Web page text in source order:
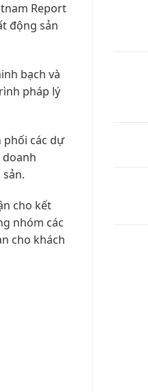
Report
động sản
bạch và
pháp lý
phối các dự
cho kết
nhóm các
cho khách